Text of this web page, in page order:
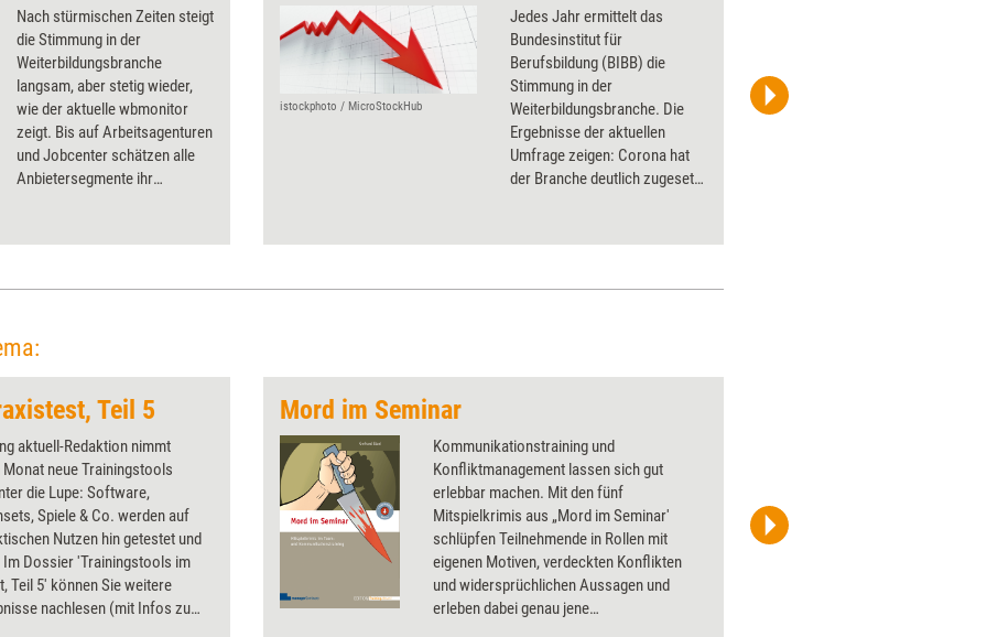
Nach stürmischen Zeiten steigt
die Stimmung in der
Weiterbildungsbranche
langsam, aber stetig wieder,
wie der aktuelle wbmonitor
zeigt. Bis auf Arbeitsagenturen
und Jobcenter schätzen alle
Anbietersegmente ihr
istockphoto / MicroStockHub
Jedes Jahr ermittelt das
Bundesinstitut für
Berufsbildung (BIBB) die
Stimmung in der
Weiterbildungsbranche. Die
Ergebnisse der aktuellen
Umfrage zeigen: Corona hat
der Branche deutlich zugesetzt
gibt einen Silberstreif am
Frank Gärtner/fotolia.de
Teil 5
aktuell-Redaktion nimmt
Monat neue Trainingstools
die Lupe: Software,
Spiele & Co. werden auf
Nutzen hin getestet und
Dossier 'Trainingstools im
Teil 5' können Sie weitere
nachlesen (mit Infos zu
Mord im Seminar
Kommunikationstraining und
Konfliktmanagement lassen sich gut
erlebbar machen. Mit den fünf
Mitspielkrimis aus „Mord im Seminar'
schlüpfen Teilnehmende in Rollen mit
eigenen Motiven, verdeckten Konflikten
und widersprüchlichen Aussagen und
erleben dabei genau jene